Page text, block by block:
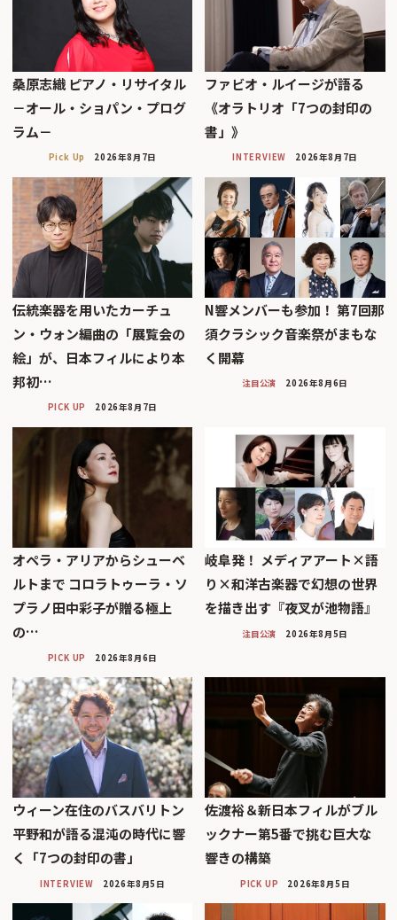
桑原志織 ピアノ・リサイタル
－オール・ショパン・プログ
ラム－
Pick Up 2026年8月7日
ファビオ・ルイージが語る
《オラトリオ「7つの封印の
書」》
INTERVIEW 2026年8月7日
伝統楽器を用いたカーチュ
ン・ウォン編曲の「展覧会の
絵」が、日本フィルにより本
邦初…
PICK UP 2026年8月7日
N響メンバーも参加！ 第7回那
須クラシック音楽祭がまもな
く開幕
注目公演 2026年8月6日
オペラ・アリアからシューベ
ルトまで コロラトゥーラ・ソ
プラノ田中彩子が贈る極上
の…
PICK UP 2026年8月6日
岐阜発！ メディアアート×語
り×和洋古楽器で幻想の世界
を描き出す『夜叉が池物語』
注目公演 2026年8月5日
ウィーン在住のバスバリトン
平野和が語る混沌の時代に響
く「7つの封印の書」
INTERVIEW 2026年8月5日
佐渡裕＆新日本フィルがブル
ックナー第5番で挑む巨大な
響きの構築
PICK UP 2026年8月5日